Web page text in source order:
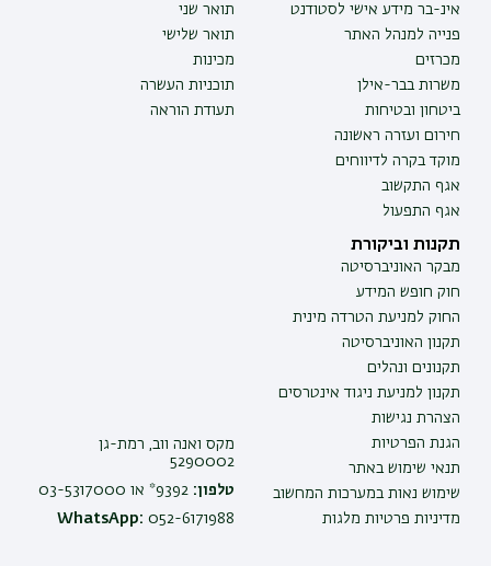
אינ-בר מידע אישי לסטודנט
פנייה למנהל האתר
מכרזים
משרות בבר-אילן
ביטחון ובטיחות
חירום ועזרה ראשונה
מוקד בקרה לדיווחים
אגף התקשוב
אגף התפעול
תואר שני
תואר שלישי
מכינות
תוכניות העשרה
תעודת הוראה
תקנות וביקורת
מבקר האוניברסיטה
חוק חופש המידע
החוק למניעת הטרדה מינית
תקנון האוניברסיטה
תקנונים ונהלים
תקנון למניעת ניגוד אינטרסים
הצהרת נגישות
הגנת הפרטיות
תנאי שימוש באתר
שימוש נאות במערכות המחשוב
מדיניות פרטיות מלגות
מקס ואנה ווב, רמת-גן
5290002
טלפון:
WhatsApp: 052-6171988